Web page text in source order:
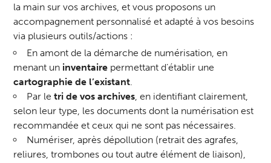
la main sur vos archives, et vous proposons un
accompagnement personnalisé et adapté à vos besoins
via plusieurs outils/actions :
En amont de la démarche de numérisation, en
menant un inventaire permettant d’établir une
cartographie de l’existant.
Par letri de vos archives, en identifiant clairement,
selon leur type, les documents dont la numérisation est
recommandée et ceux qui ne sont pas nécessaires.
Numériser, après dépollution (retrait des agrafes,
reliures, trombones ou tout autre élément de liaison),